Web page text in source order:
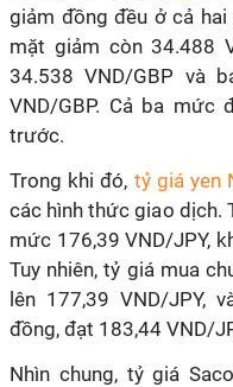
giảm đồng đều ở cả
mặt giảm còn 34.488
34.538 VND/GBP và
VND/GBP. Cả ba mức
trước.
Trong khi đó, tỷ giá yen
các hình thức giao dịch.
mức 176,39 VND/JPY,
Tuy nhiên, tỷ giá mua
lên 177,39 VND/JPY,
đồng, đạt 183,44 VND/
Nhìn chung, tỷ giá